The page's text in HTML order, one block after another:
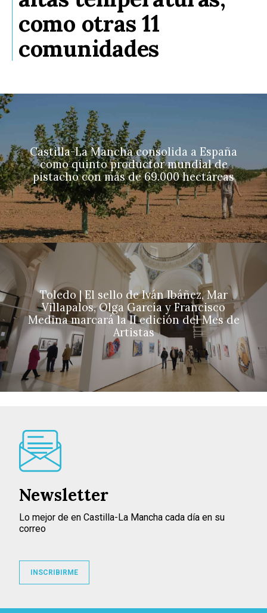
como otras 11
comunidades
Castilla-La Mancha consolida a España
como quinto productor mundial de
pistacho con más de 69.000 hectáreas
Toledo | El sello de Iván Ibáñez, Mar
Villapalos, Olga García y Francisco
Medina marcará la II edición del Mes de
Artistas
Newsletter
Lo mejor de en Castilla-La Mancha cada día en su
correo
INSCRIBIRME